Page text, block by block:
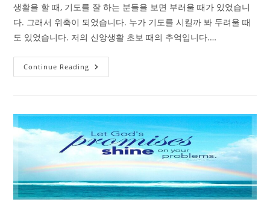
생활을 할 때, 기도를 잘 하는 분들을 보면 부러울 때가 있었습니
다. 그래서 위축이 되었습니다. 누가 기도를 시킬까 봐 두려울 때
도 있었습니다. 저의 신앙생활 초보 때의 추억입니다.…
Continue Reading 기
도
면
성
령
의
역
사
를
경
험
하
게